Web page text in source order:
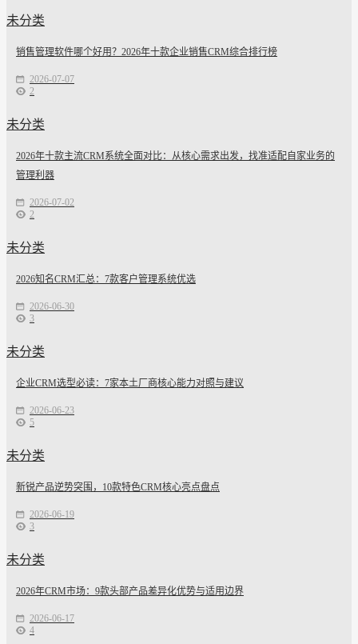
未分类
销售管理软件哪个好用？2026年十款企业销售CRM综合排行榜
2026-07-07
2
未分类
2026年十款主流CRM系统全面对比：从核心需求出发，找准适配自家业务的
管理利器
2026-07-02
2
未分类
2026知名CRM汇总：7款客户管理系统优选
2026-06-30
3
未分类
企业CRM选型必读：7家本土厂商核心能力对照与建议
2026-06-23
5
未分类
新锐产品逆势突围，10款特色CRM核心亮点盘点
2026-06-19
3
未分类
2026年CRM市场：9款头部产品差异化优势与适用边界
2026-06-17
4